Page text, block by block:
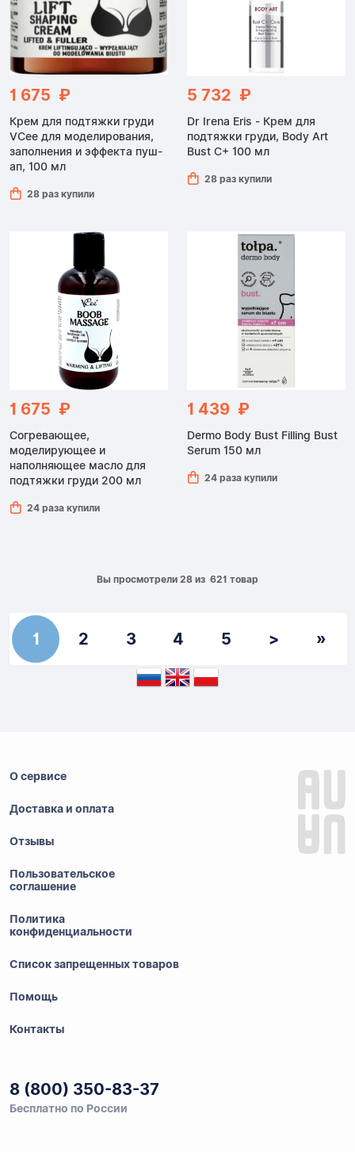
1 675 ₽
Крем для подтяжки груди
VCee для моделирования,
заполнения и эффекта пуш-
ап, 100 мл
28 раз купили
5 732 ₽
Dr Irena Eris - Крем для
подтяжки груди, Body Art
Bust C+ 100 мл
28 раз купили
1 675 ₽
Согревающее,
моделирующее и
наполняющее масло для
подтяжки груди 200 мл
24 раза купили
1 439 ₽
Dermo Body Bust Filling Bust
Serum 150 мл
24 раза купили
Вы просмотрели 28 из 621 товар
1 2 3 4 5 > »
О сервисе
Доставка и оплата
Отзывы
Пользовательское
соглашение
Политика
конфиденциальности
Список запрещенных товаров
Помощь
Контакты
8 (800) 350-83-37
Бесплатно по России